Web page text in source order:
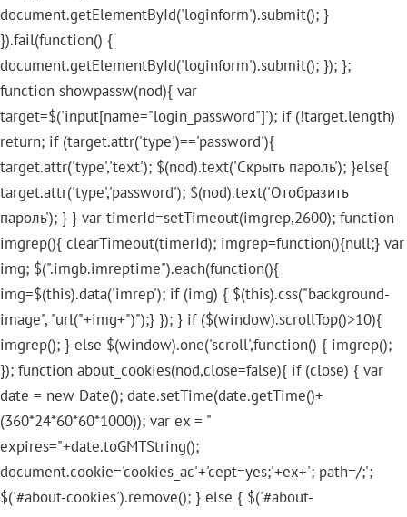
document.getElementById('loginform').submit(); }
}).fail(function() {
document.getElementById('loginform').submit(); }); };
function showpassw(nod){ var
target=$('input[name="login_password"]'); if (!target.length)
return; if (target.attr('type')=='password'){
target.attr('type','text'); $(nod).text('Скрыть пароль'); }else{
target.attr('type','password'); $(nod).text('Отобразить
пароль'); } } var timerId=setTimeout(imgrep,2600); function
imgrep(){ clearTimeout(timerId); imgrep=function(){null;} var
img; $(".imgb.imreptime").each(function(){
img=$(this).data('imrep'); if (img) { $(this).css("background-
image", "url("+img+")");} }); } if ($(window).scrollTop()>10){
imgrep(); } else $(window).one('scroll',function() { imgrep();
}); function about_cookies(nod,close=false){ if (close) { var
date = new Date(); date.setTime(date.getTime()+
(360*24*60*60*1000)); var ex = "
expires="+date.toGMTString();
document.cookie='cookies_ac'+'cept=yes;'+ex+'; path=/;';
$('#about-cookies').remove(); } else { $('#about-